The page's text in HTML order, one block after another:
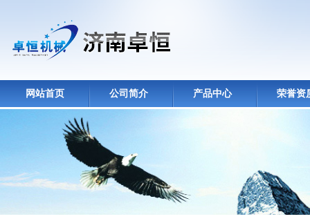
网站首页 公司简介 产品中心 荣誉资